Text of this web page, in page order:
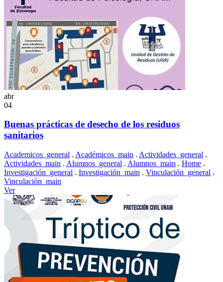
abr
04
Buenas prácticas de desecho de los residuos
sanitarios
Academicos_general . Académicos_main . Actividades_general .
Actividades_main . Alumnos_general . Alumnos_main . Home .
Investigación_general . Investigación_main . Vinculación_general .
Vinculación_main
Ver